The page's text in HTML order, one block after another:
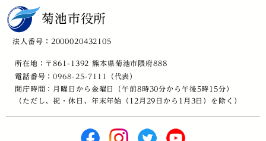
菊池市役所
法人番号：2000020432105
所在地：〒861-1392 熊本県菊池市隈府888
電話番号：0968-25-7111
（代表）
開庁時間：月曜日から金曜日（午前8時30分から午後5時15分）
（ただし、祝・休日、年末年始（12月29日から1月3日）を除く）